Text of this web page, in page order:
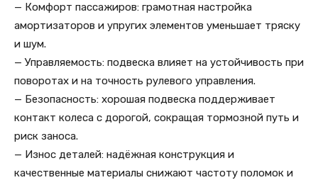
— Комфорт пассажиров: грамотная настройка
амортизаторов и упругих элементов уменьшает тряску
и шум.
— Управляемость: подвеска влияет на устойчивость при
поворотах и на точность рулевого управления.
— Безопасность: хорошая подвеска поддерживает
контакт колеса с дорогой, сокращая тормозной путь и
риск заноса.
— Износ деталей: надёжная конструкция и
качественные материалы снижают частоту поломок и